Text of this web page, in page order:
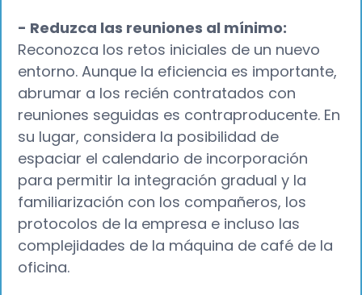
- Reduzca las reuniones al mínimo:
Reconozca los retos iniciales de un nuevo
entorno. Aunque la eficiencia es importante,
abrumar a los recién contratados con
reuniones seguidas es contraproducente. En
su lugar, considera la posibilidad de
espaciar el calendario de incorporación
para permitir la integración gradual y la
familiarización con los compañeros, los
protocolos de la empresa e incluso las
complejidades de la máquina de café de la
oficina.